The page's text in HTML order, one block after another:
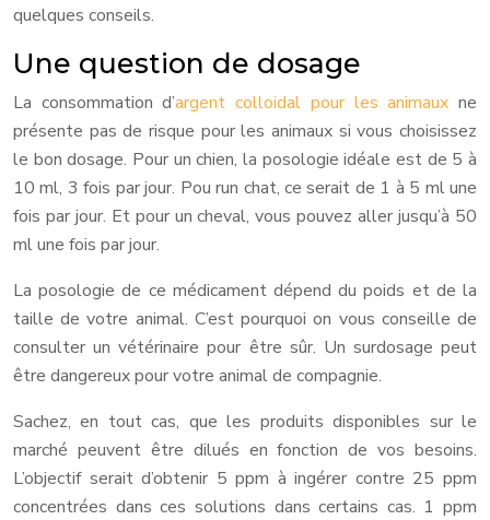
quelques conseils.
Une question de dosage
La consommation d’argent colloidal pour les animaux ne
présente pas de risque pour les animaux si vous choisissez
le bon dosage. Pour un chien, la posologie idéale est de 5 à
10 ml, 3 fois par jour. Pou run chat, ce serait de 1 à 5 ml une
fois par jour. Et pour un cheval, vous pouvez aller jusqu’à 50
ml une fois par jour.
La posologie de ce médicament dépend du poids et de la
taille de votre animal. C’est pourquoi on vous conseille de
consulter un vétérinaire pour être sûr. Un surdosage peut
être dangereux pour votre animal de compagnie.
Sachez, en tout cas, que les produits disponibles sur le
marché peuvent être dilués en fonction de vos besoins.
L’objectif serait d’obtenir 5 ppm à ingérer contre 25 ppm
concentrées dans ces solutions dans certains cas. 1 ppm